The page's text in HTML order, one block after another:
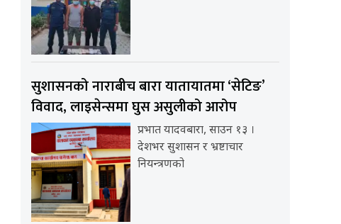
सुशासनको नाराबीच बारा यातायातमा ‘सेटिङ’
विवाद, लाइसेन्समा घुस असुलीको आरोप
प्रभात यादवबारा, साउन १३ ।
देशभर सुशासन र भ्रष्टाचार
नियन्त्रणको